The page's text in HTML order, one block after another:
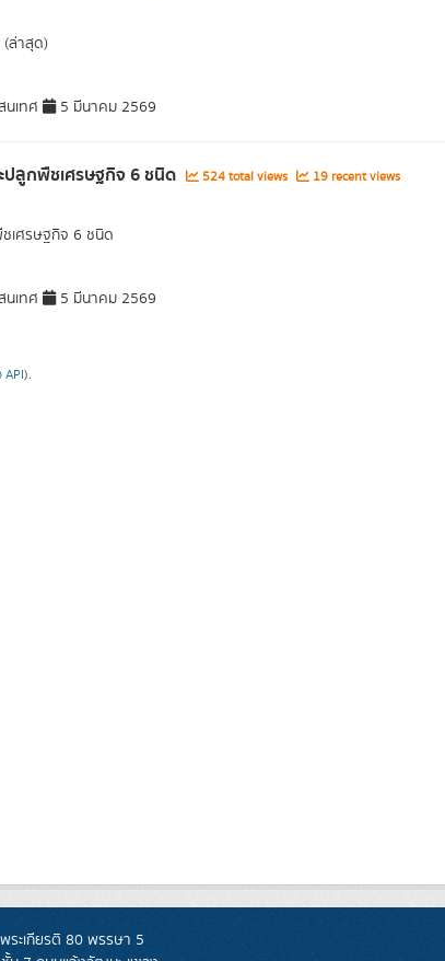
ล่าสุด)
นเทศ 5 มีนาคม 2569
ปลูกพืชเศรษฐกิจ 6 ชนิด 524 total views 19 recent views
ชเศรษฐกิจ 6 ชนิด
นเทศ 5 มีนาคม 2569
API).
ระเกียรติ 80 พรรษา 5